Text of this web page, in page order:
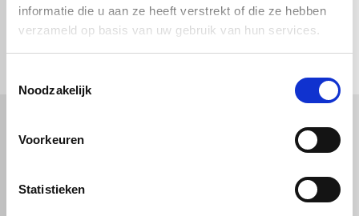
informatie die u aan ze heeft verstrekt of die ze hebben
verzameld op basis van uw gebruik van hun services.
Noodzakelijk
Voorkeuren
Statistieken
check_circleVanaf € 750,- gratis bezorgd
check_circle2-5dagen levertijd
Gekleurd plexiglas
Technische kunststoffen